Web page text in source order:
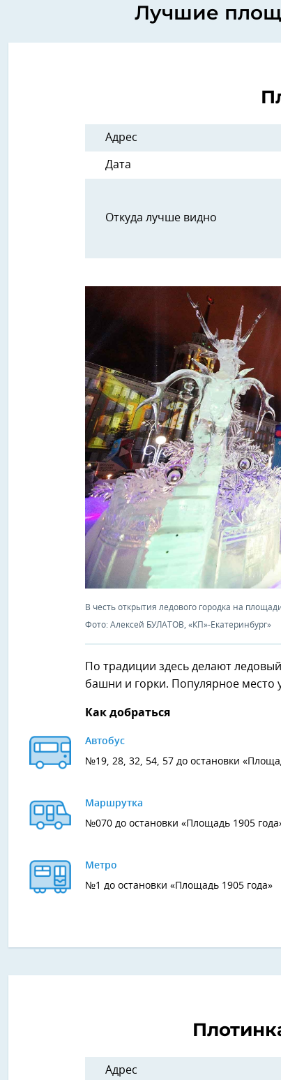
Лучшие
Адрес
Дата
Откуда лучше видно
В честь открытия ледового городка на
Фото: Алексей БУЛАТОВ, «КП»-Екатеринбург»
По традиции здесь делают
башни и горки. Популярное место
Как добраться
Автобус
№19, 28, 32, 54, 57 до остановки
Маршрутка
№070 до остановки «Площадь 1905
Метро
№1 до остановки «Площадь 1905 года»
Адрес